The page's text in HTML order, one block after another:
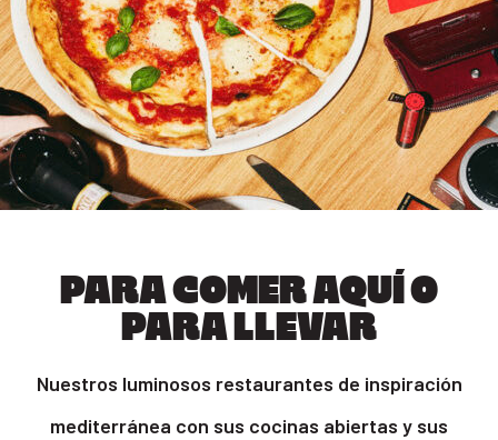
PARA COMER AQUÍ O
PARA LLEVAR
Nuestros luminosos restaurantes de inspiración
mediterránea con sus cocinas abiertas y sus